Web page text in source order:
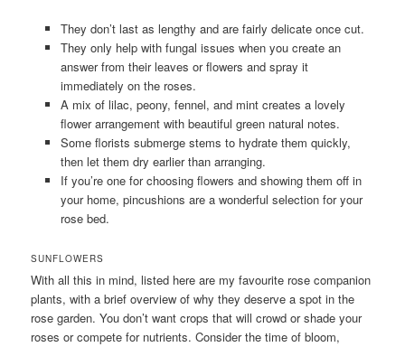
They don’t last as lengthy and are fairly delicate once cut.
They only help with fungal issues when you create an
answer from their leaves or flowers and spray it
immediately on the roses.
A mix of lilac, peony, fennel, and mint creates a lovely
flower arrangement with beautiful green natural notes.
Some florists submerge stems to hydrate them quickly,
then let them dry earlier than arranging.
If you’re one for choosing flowers and showing them off in
your home, pincushions are a wonderful selection for your
rose bed.
SUNFLOWERS
With all this in mind, listed here are my favourite rose companion
plants, with a brief overview of why they deserve a spot in the
rose garden. You don’t want crops that will crowd or shade your
roses or compete for nutrients. Consider the time of bloom,